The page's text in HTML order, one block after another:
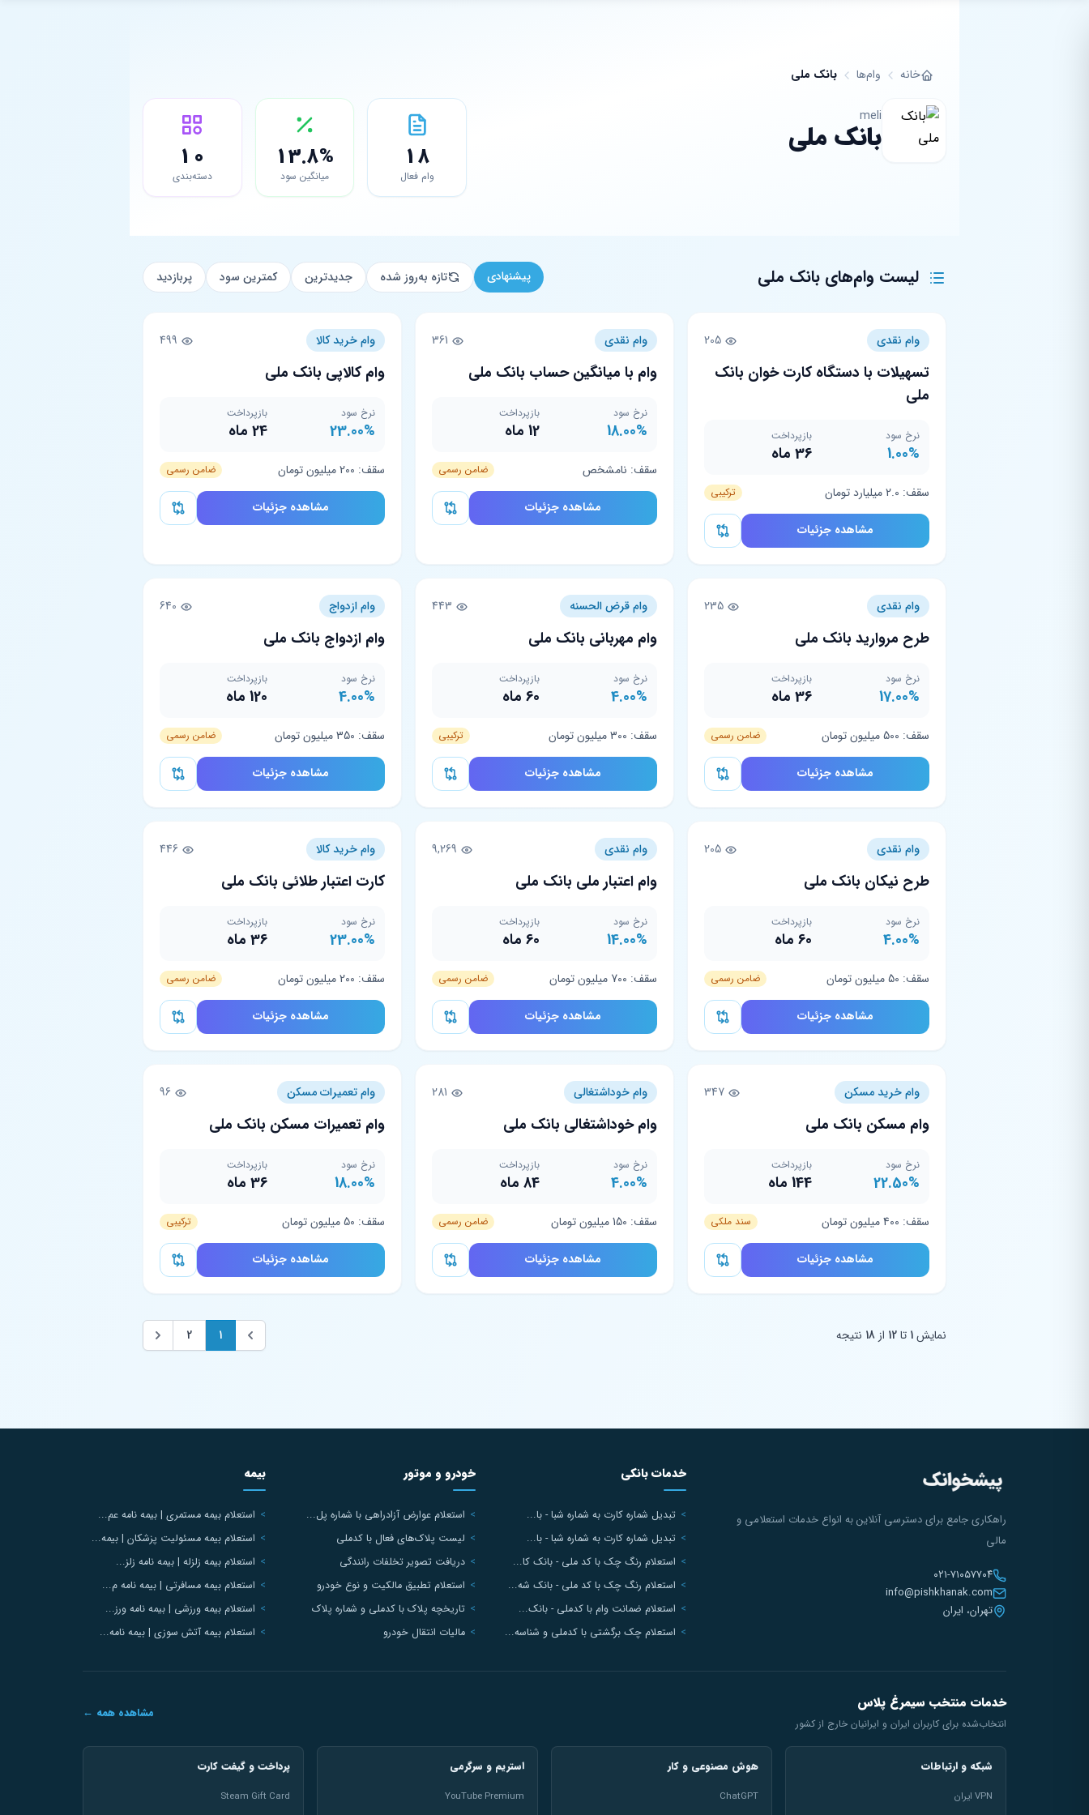
خانه وام‌ها بانک ملی
meli
بانک ملی 18
وام فعال
13.8%
میانگین سود
10
دسته‌بندی
لیست وام‌های بانک ملی پیشنهادی تازه به‌روز شده جدیدترین کمترین سود پربازدید
وام نقدی
تسهیلات با دستگاه کارت خوان بانک
ملی
نرخ سود
1.00%
بازپرداخت
36 ماه
سقف: 2.0 میلیارد تومان ترکیبی
مشاهده جزئیات
وام نقدی
وام با میانگین حساب بانک ملی
نرخ سود
18.00%
بازپرداخت
12 ماه
سقف: نامشخص ضامن رسمی
مشاهده جزئیات
وام خرید کالا
وام کالاپی بانک ملی
نرخ سود
23.00%
بازپرداخت
24 ماه
سقف: 200 میلیون تومان ضامن رسمی
مشاهده جزئیات
وام نقدی
طرح مروارید بانک ملی
نرخ سود
17.00%
بازپرداخت
36 ماه
سقف: 500 میلیون تومان ضامن رسمی
مشاهده جزئیات
وام قرض الحسنه
وام مهربانی بانک ملی
نرخ سود
4.00%
بازپرداخت
60 ماه
سقف: 300 میلیون تومان ترکیبی
مشاهده جزئیات
وام ازدواج
وام ازدواج بانک ملی
نرخ سود
4.00%
بازپرداخت
120 ماه
سقف: 350 میلیون تومان ضامن رسمی
مشاهده جزئیات
وام نقدی
طرح نیکان بانک ملی
نرخ سود
4.00%
بازپرداخت
60 ماه
سقف: 50 میلیون تومان ضامن رسمی
مشاهده جزئیات
وام نقدی
وام اعتبار ملی بانک ملی
نرخ سود
14.00%
بازپرداخت
60 ماه
سقف: 700 میلیون تومان ضامن رسمی
مشاهده جزئیات
وام خرید کالا
کارت اعتبار طلائی بانک ملی
نرخ سود
23.00%
بازپرداخت
36 ماه
سقف: 200 میلیون تومان ضامن رسمی
مشاهده جزئیات
وام خرید مسکن
وام مسکن بانک ملی
نرخ سود
22.50%
بازپرداخت
144 ماه
سقف: 400 میلیون تومان سند ملکی
مشاهده جزئیات
وام خوداشتغالی
وام خوداشتغالی بانک ملی
نرخ سود
4.00%
بازپرداخت
84 ماه
سقف: 150 میلیون تومان ضامن رسمی
مشاهده جزئیات
وام تعمیرات مسکن
وام تعمیرات مسکن بانک ملی
نرخ سود
18.00%
بازپرداخت
36 ماه
سقف: 50 میلیون تومان ترکیبی
مشاهده جزئیات
نمایش1 تا12 از 18 نتیجه 1
2
راهکاری جامع برای دسترسی آنلاین به انواع خدمات استعلامی و
مالی
۰۲۱-۷۱۰۵۷۷۰۴
info@pishkhanak.com
تهران، ایران
خدمات بانکی
تبدیل شماره کارت به شماره شبا - با...
تبدیل شماره کارت به شماره شبا - با...
استعلام رنگ چک با کد ملی - بانک کا...
استعلام رنگ چک با کد ملی - بانک شه...
استعلام ضمانت وام با کدملی - بانک...
استعلام چک برگشتی با کدملی و شناسه...
خودرو و موتور
استعلام عوارض آزادراهی با شماره پل...
لیست پلاک‌های فعال با کدملی
دریافت تصویر تخلفات رانندگی
استعلام تطبیق مالکیت و نوع خودرو
تاریخچه پلاک با کدملی و شماره پلاک
مالیات انتقال خودرو
بیمه
استعلام بیمه مستمری | بیمه نامه عم...
استعلام بیمه مسئولیت پزشکان | بیمه...
استعلام بیمه زلزله | بیمه نامه زلز...
استعلام بیمه مسافرتی | بیمه نامه م...
استعلام بیمه ورزشی | بیمه نامه ورز...
استعلام بیمه آتش سوزی | بیمه نامه...
خدمات منتخب سیمرغ پلاس
انتخاب‌شده برای کاربران ایران و ایرانیان خارج از کشور
مشاهده همه ←
شبکه و ارتباطات
VPN ایران
هوش مصنوعی و کار
ChatGPT
استریم و سرگرمی
YouTube Premium
پرداخت و گیفت کارت
Steam Gift Card